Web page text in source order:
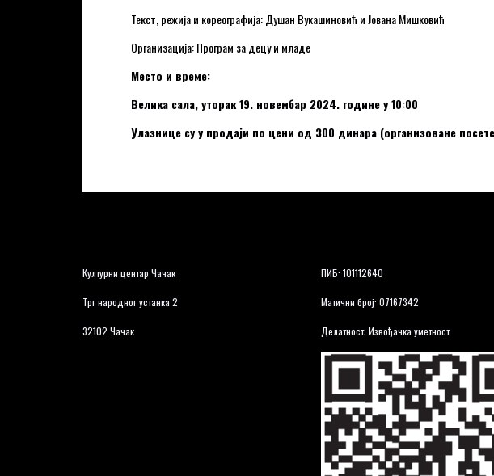
Текст, режија и кореографија: Душан Вукашиновић и Јована Мишковић
Организација: Програм за децу и младе
Место и време:
Велика сала, уторак 19. новембар 2024. године у 10:00
Улазнице су у продаји по цени од 300 динара (организоване
Културни центар Чачак
Трг народног устанка 2
32102 Чачак
ПИБ: 101112640
Матични број: 07167342
Делатност: Извођачка уметност